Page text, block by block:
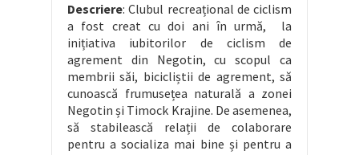
Descriere: Clubul recreațional de ciclism
a fost creat cu doi ani în urmă, la
inițiativa iubitorilor de ciclism de
agrement din Negotin, cu scopul ca
membrii săi, bicicliștii de agrement, să
cunoască frumusețea naturală a zonei
Negotin și Timock Krajine. De asemenea,
să stabilească relații de colaborare
pentru a socializa mai bine și pentru a